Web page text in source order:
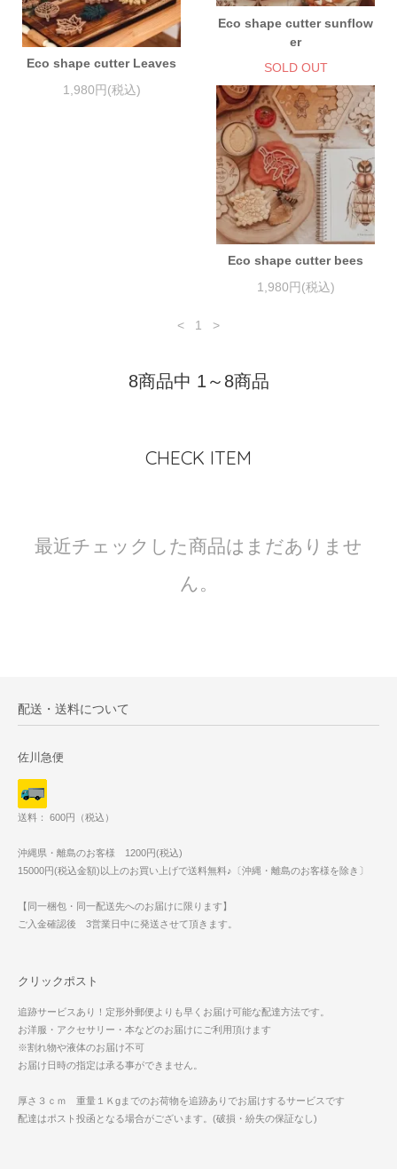
Eco shape cutter Leaves
1,980円(税込)
Eco shape cutter sunflow
er
SOLD OUT
Eco shape cutter bees
1,980円(税込)
< 1 >
8商品中 1～8商品
CHECK ITEM
最近チェックした商品はまだありませ
ん。
配送・送料について
佐川急便
送料： 600円（税込）
沖縄県・離島のお客様 1200円(税込)
15000円(税込金額)以上のお買い上げで送料無料♪〔沖縄・離島のお客様を除き〕
【同一梱包・同一配送先へのお届けに限ります】
ご入金確認後 3営業日中に発送させて頂きます。
クリックポスト
追跡サービスあり！定形外郵便よりも早くお届け可能な配達方法です。
お洋服・アクセサリー・本などのお届けにご利用頂けます
※割れ物や液体のお届け不可
お届け日時の指定は承る事ができません。
厚さ３ｃｍ 重量１Ｋgまでのお荷物を追跡ありでお届けするサービスです
配達はポスト投函となる場合がございます。(破損・紛失の保証なし)